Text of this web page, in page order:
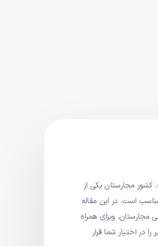
کشور مجارستان یکی از
است. در این مقاله
مجارستان، ویزای همراه
در اختیار شما قرار